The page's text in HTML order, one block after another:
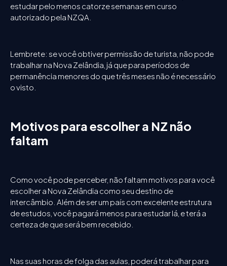
estudar pelo menos catorze semanas em curso
autorizado pela NZQA.
Lembrete: se você obtiver permissão de turista, não pode
trabalhar na Nova Zelândia, já que para períodos de
permanência menores do que três meses não é necessário
o visto.
Motivos para escolher a NZ não
faltam
Como você pode perceber, não faltam motivos para você
escolher a Nova Zelândia como seu destino de
intercâmbio. Além de ser um país com excelente estrutura
de estudos, você pagará menos para estudar lá, e terá a
certeza de que será bem recebido.
Nas suas horas de folga das aulas, poderá trabalhar para